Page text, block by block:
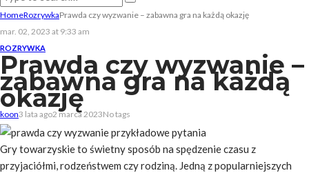
HomeRozrywkaPrawda czy wyzwanie – zabawna gra na każdą okazję
mar. 02, 2023 at 9:33 am
ROZRYWKA
Prawda czy wyzwanie –
zabawna gra na każdą
okazję
koon3 lata ago2 marca 2023No tags
Gry towarzyskie to świetny sposób na spędzenie czasu z
przyjaciółmi, rodzeństwem czy rodziną. Jedną z popularniejszych